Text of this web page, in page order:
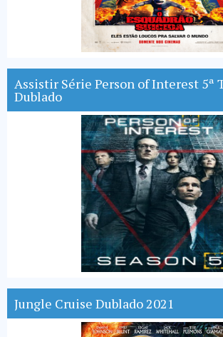
Assistir Série Person of Interest 5ª
Dublado
Jungle Cruise Dublado 2021